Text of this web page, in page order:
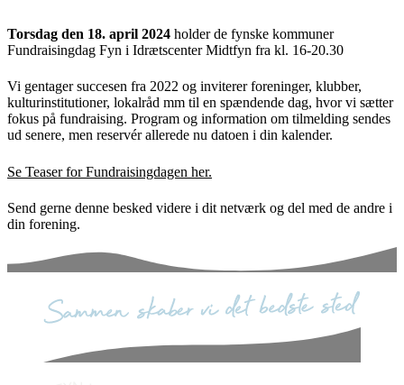
Torsdag den 18. april 2024 holder de fynske kommuner
Fundraisingdag Fyn i Idrætscenter Midtfyn fra kl. 16-20.30
Vi gentager succesen fra 2022 og inviterer foreninger, klubber,
kulturinstitutioner, lokalråd mm til en spændende dag, hvor vi sætter
fokus på fundraising. Program og information om tilmelding sendes
ud senere, men reservér allerede nu datoen i din kalender.
Se Teaser for Fundraisingdagen her.
Send gerne denne besked videre i dit netværk og del med de andre i
din forening.
sammen skaber vi det bedste sted